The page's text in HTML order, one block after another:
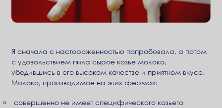
Я сначала с настороженностью попробовала, а потом
с удовольствием пила сырое козье молоко,
убедившись в его высоком качестве и приятном вкусе.
Молоко, производимое на этих фермах:
совершенно не имеет специфического козьего